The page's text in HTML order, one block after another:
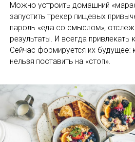
Можно устроить домашний
запустить трекер пищевых
пароль «еда со смыслом»,
результаты. И всегда привлекать
Сейчас формируется их будущее:
нельзя поставить на «стоп».